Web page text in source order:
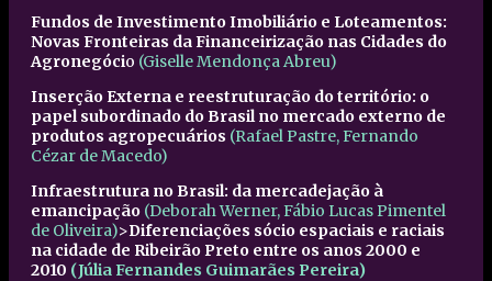
Fundos de Investimento Imobiliário e Loteamentos:
Novas Fronteiras da Financeirização nas Cidades do
Agronegócio (Giselle Mendonça Abreu)
Inserção Externa e reestruturação do território: o
papel subordinado do Brasil no mercado externo de
produtos agropecuários (Rafael Pastre, Fernando
Cézar de Macedo)
Infraestrutura no Brasil: da mercadejação à
emancipação (Deborah Werner, Fábio Lucas Pimentel
de Oliveira)>Diferenciações sócio espaciais e raciais
na cidade de Ribeirão Preto entre os anos 2000 e
2010 (Júlia Fernandes Guimarães Pereira)